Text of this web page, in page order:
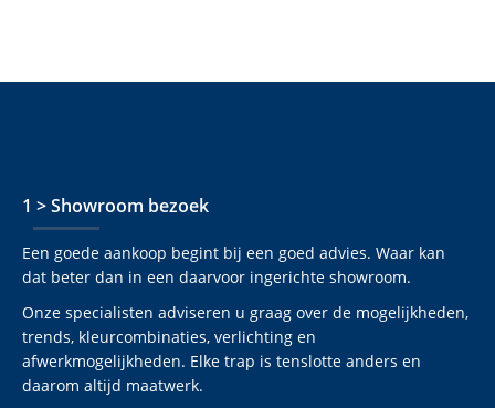
1 > Showroom bezoek
Een goede aankoop begint bij een goed advies. Waar kan
dat beter dan in een daarvoor ingerichte showroom.
Onze specialisten adviseren u graag over de mogelijkheden,
trends, kleurcombinaties, verlichting en
afwerkmogelijkheden. Elke trap is tenslotte anders en
daarom altijd maatwerk.